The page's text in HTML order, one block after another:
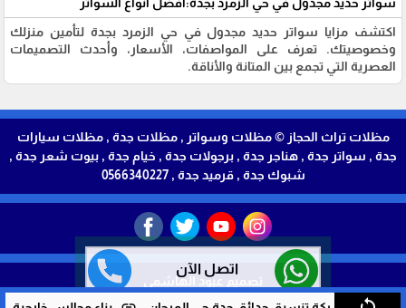
اتصل الآن
اكتشف مزايا سواتر حديد مجدول في حي الزمرد بجدة لتأمين منزلك
وخصوصيتك. تعرف على المواصفات، الأسعار، وأحدث التصميمات
العصرية التي تجمع بين المتانة والأناقة.
مظلات تراث الحجاز © مظلات وسواتر , مظلات جدة , مظلات سيارات
جدة , سواتر جدة , هناجر جدة , برجولات جدة , خيام جدة , بيوت شعر جدة ,
شبوك جدة , قرميد جدة , 0566340227
تصميم عبود الهاشمي